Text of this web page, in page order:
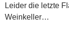
Leider die letzte
Weinkeller…